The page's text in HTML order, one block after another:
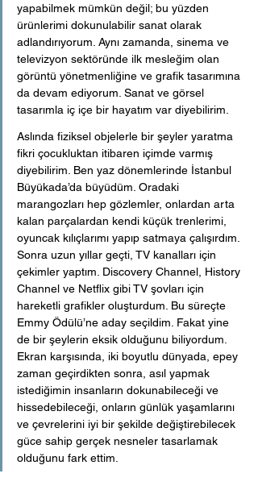
yapabilmek mümkün değil; bu yüzden
ürünlerimi dokunulabilir sanat olarak
adlandırıyorum. Aynı zamanda, sinema ve
televizyon sektöründe ilk mesleğim olan
görüntü yönetmenliğine ve grafik tasarımına
da devam ediyorum. Sanat ve görsel
tasarımla iç içe bir hayatım var diyebilirim.
Aslında fiziksel objelerle bir şeyler yaratma
fikri çocukluktan itibaren içimde varmış
diyebilirim. Ben yaz dönemlerinde İstanbul
Büyükada’da büyüdüm. Oradaki
marangozları hep gözlemler, onlardan arta
kalan parçalardan kendi küçük trenlerimi,
oyuncak kılıçlarımı yapıp satmaya çalışırdım.
Sonra uzun yıllar geçti, TV kanalları için
çekimler yaptım. Discovery Channel, History
Channel ve Netflix gibi TV şovları için
hareketli grafikler oluşturdum. Bu süreçte
Emmy Ödülü’ne aday seçildim. Fakat yine
de bir şeylerin eksik olduğunu biliyordum.
Ekran karşısında, iki boyutlu dünyada, epey
zaman geçirdikten sonra, asıl yapmak
istediğimin insanların dokunabileceği ve
hissedebileceği, onların günlük yaşamlarını
ve çevrelerini iyi bir şekilde değiştirebilecek
güce sahip gerçek nesneler tasarlamak
olduğunu fark ettim.